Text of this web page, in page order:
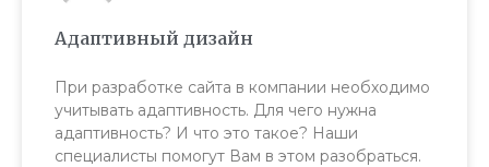
Адаптивный дизайн
При разработке сайта в компании необходимо
учитывать адаптивность. Для чего нужна
адаптивность? И что это такое? Наши
специалисты помогут Вам в этом разобраться.